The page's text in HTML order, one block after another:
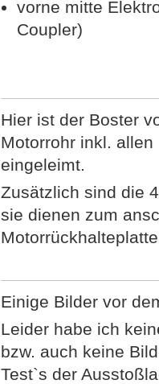
vorne mitte
Coupler)
Hier ist der Boster
Motorrohr inkl.
eingeleimt.
Zusätzlich sind die
sie dienen zum
Einige Bilder vor
Leider habe ich
bzw. auch keine
Test`s der